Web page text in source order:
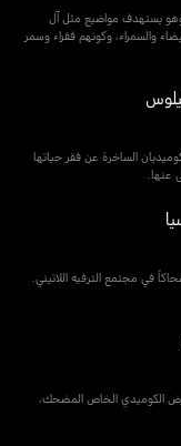
وهو يستهدف مواضيع مثل آل
والسمراء، وكونهم فقراء وسمر
الساخرة عن فقر حياتها
عنها.
في مجتمع الترفيه اللاتيني.
الكوميدي الخاص المضحك،